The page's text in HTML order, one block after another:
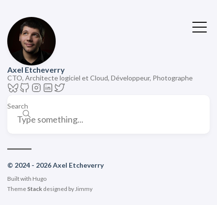
Axel Etcheverry
CTO, Architecte logiciel et Cloud, Développeur, Photographe
Search
© 2024 - 2026 Axel Etcheverry
Built with Hugo
Theme Stack designed byJimmy